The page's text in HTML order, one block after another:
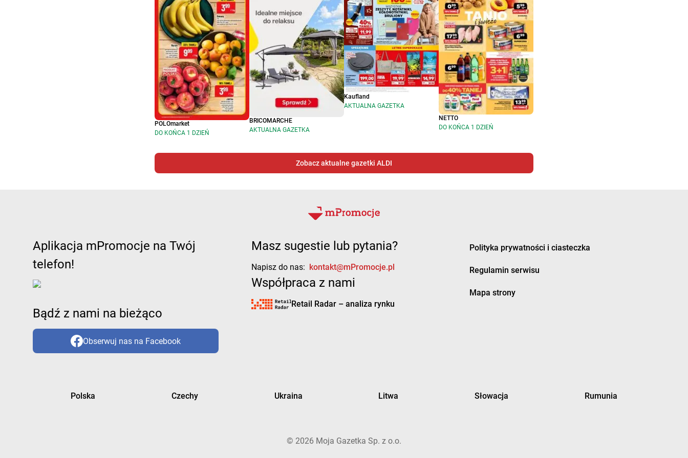
POLOmarket
DO KOŃCA 1 DZIEŃ
BRICOMARCHE
AKTUALNA GAZETKA
Kaufland
AKTUALNA GAZETKA
NETTO
DO KOŃCA 1 DZIEŃ
Zobacz aktualne gazetki ALDI
Aplikacja mPromocje na Twój
telefon!
Bądź z nami na bieżąco
Obserwuj nas na Facebook
Masz sugestie lub pytania?
Napisz do nas: kontakt@mPromocje.pl
Współpraca z nami
Retail Radar – analiza rynku
Polityka prywatności i ciasteczka
Regulamin serwisu
Mapa strony
Polska Czechy Ukraina Litwa Słowacja Rumunia
© 2026 Moja Gazetka Sp. z o.o.